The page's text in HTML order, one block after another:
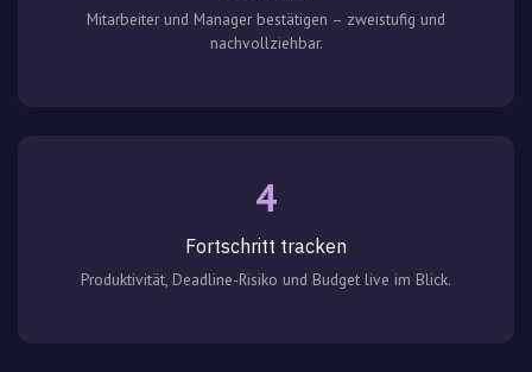
Mitarbeiter und Manager bestätigen – zweistufig und
nachvollziehbar.
4
Fortschritt tracken
Produktivität, Deadline-Risiko und Budget live im Blick.